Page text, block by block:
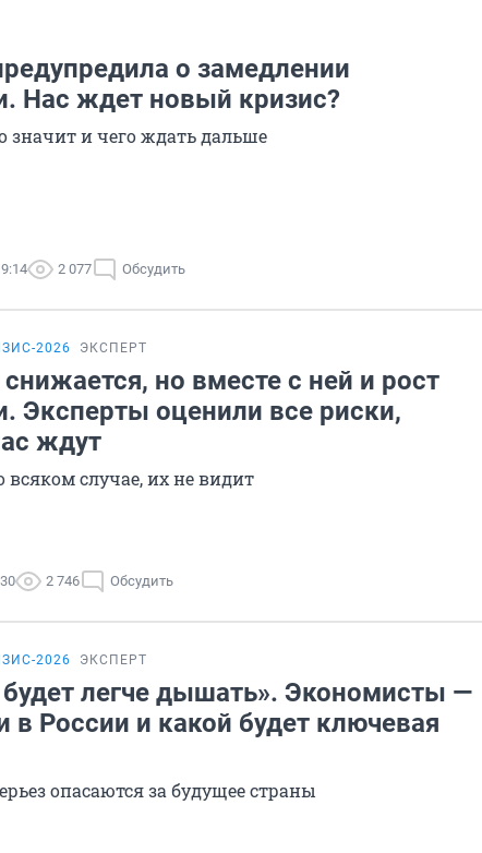
о замедлении
Нас ждет новый кризис?
значит и чего ждать дальше
2 077 Обсудить
2026 ЭКСПЕРТ
но вместе с ней и рост
Эксперты оценили все риски,
ждут
всяком случае, их не видит
2 746 Обсудить
2026 ЭКСПЕРТ
легче дышать». Экономисты —
в России и какой будет ключевая
опасаются за будущее страны